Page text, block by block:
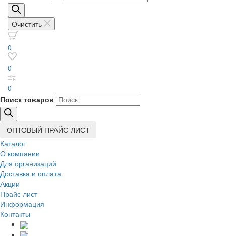
Очистить
0
0
0
Поиск товаров
ОПТОВЫЙ ПРАЙС-ЛИСТ
Каталог
О компании
Для организаций
Доставка и оплата
Акции
Прайс лист
Информация
Контакты